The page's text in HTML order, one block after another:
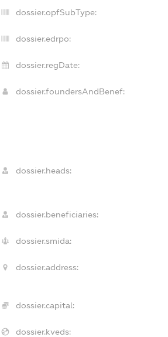
dossier.opfSubType:
dossier.edrpo:
dossier.regDate:
dossier.foundersAndBenef:
dossier.heads:
dossier.beneficiaries:
dossier.smida:
dossier.address:
dossier.capital:
dossier.kveds: